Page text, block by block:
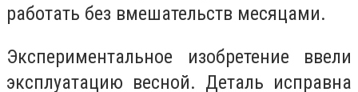
работать без вмешательств месяцами.
Экспериментальное изобретение ввели
эксплуатацию весной. Деталь исправна